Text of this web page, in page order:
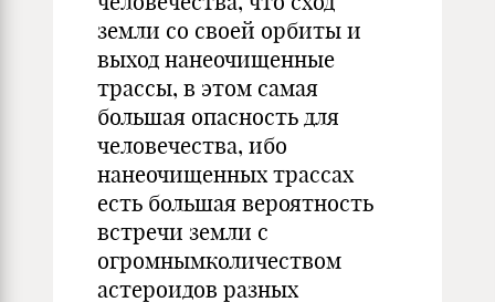
земли со своей орбиты и
выход нанеочищенные
трассы, в этом самая
большая опасность для
человечества, ибо
нанеочищенных трассах
есть большая вероятность
встречи земли с
огромнымколичеством
астероидов разных